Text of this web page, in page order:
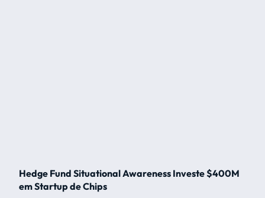
Hedge Fund Situational Awareness Investe $400M
em Startup de Chips